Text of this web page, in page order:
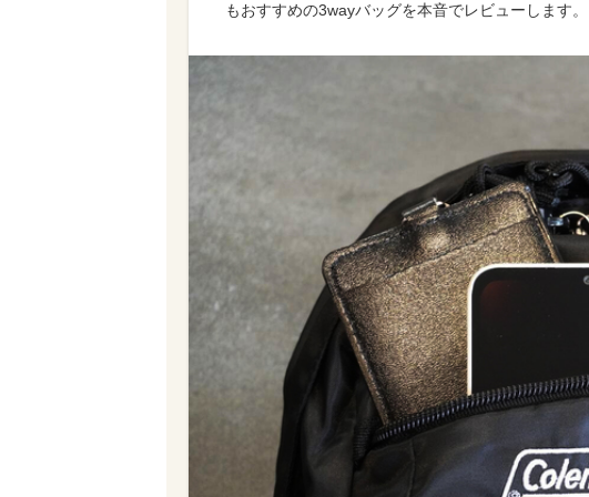
もおすすめの3wayバッグを本音でレビューします。